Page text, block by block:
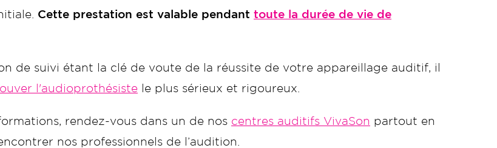
Cette prestation est valable pendant toute la durée de vie de
de suivi étant la clé de voute de la réussite de votre appareillage auditif, il
l'audioprothésiste le plus sérieux et rigoureux.
rendez-vous dans un de nos centres auditifs VivaSon partout en
nos professionnels de l’audition.